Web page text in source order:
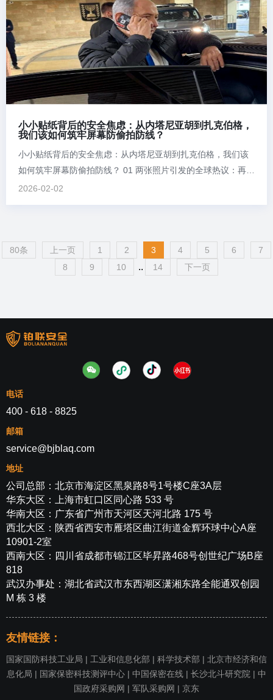
小小贴纸背后的安全焦虑：从内塔尼亚胡到扎克伯格，
我们该如何筑牢屏幕防偷拍防线？
小小贴纸背后的安全焦虑：从内塔尼亚胡到扎克伯格，我们该
如何筑牢屏幕防偷拍防线？ 01 两张照片引发的全球热议：再大
的权力，也怕“镜头后的眼睛” 近日，以色列总理内塔尼亚胡被
2026-02-02
80条 上一页 1 2 3 4 5 6
7
8
9 10 .. 14 下一页
电话
400 - 618 - 8825
邮箱
service@bjblaq.com
地址
公司总部：北京市海淀区黑泉路8号1号楼C座3A层
华东大区：上海市虹口区同心路 533 号
华南大区：广东省广州市天河区天河北路 175 号
西北大区：陕西省西安市雁塔区曲江街道金辉环球中心A座
10901-2室
西南大区：四川省成都市锦江区毕昇路468号创世纪广场B座
818
武汉办事处：湖北省武汉市东西湖区潇湘东路全能通双创园
M 栋 3 楼
友情链接：
国家国防科技工业局 | 工业和信息化部 | 科学技术部 | 北京市经济和信
息化局 | 国家保密科技测评中心 | 中国保密在线 | 长沙北斗研究院 | 中
国政府采购网 | 军队采购网 | 京东